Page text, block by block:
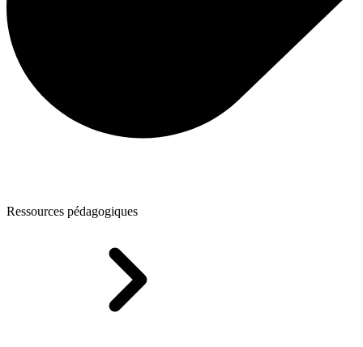
Ressources pédagogiques